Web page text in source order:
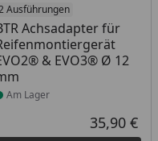
Preis
Ausführungen
Achsadapter für
& EVO3® Ø 12
am Lager
Am Lager
35,90 €